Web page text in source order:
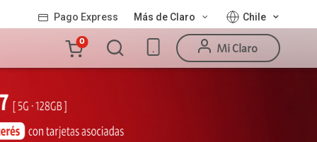
Pago Express Más de Claro Chile
Mi Claro
Carro
la
0